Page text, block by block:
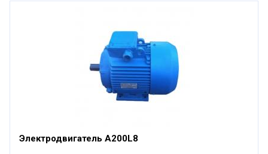
Электродвигатель А200L8